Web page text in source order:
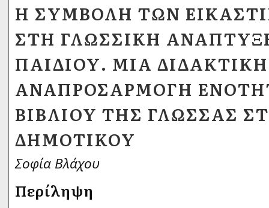
Η ΣΥΜΒΟΛΉ ΤΩΝ
ΣΤΗ ΓΛΩΣΣΙΚΉ
ΠΑΙΔΙΟΎ. ΜΊΑ
ΑΝΑΠΡΟΣΑΡΜΟΓΉ
ΒΙΒΛΊΟΥ ΤΗΣ ΓΛΏΣΣΑΣ
ΔΗΜΟΤΙΚΟΎ
Σοφία Βλάχου
Περίληψη